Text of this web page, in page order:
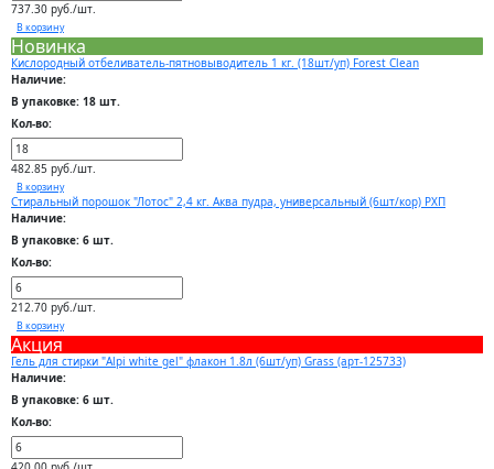
737.30 руб./шт.
В корзину
Новинка
Кислородный отбеливатель-пятновыводитель 1 кг. (18шт/уп) Forest Clean
Наличие:
В упаковке: 18 шт.
Кол-во:
482.85 руб./шт.
В корзину
Стиральный порошок "Лотос" 2,4 кг. Аква пудра, универсальный (6шт/кор) РХП
Наличие:
В упаковке: 6 шт.
Кол-во:
212.70 руб./шт.
В корзину
Акция
Гель для стирки "Alpi white gel" флакон 1.8л (6шт/уп) Grass (арт-125733)
Наличие:
В упаковке: 6 шт.
Кол-во: